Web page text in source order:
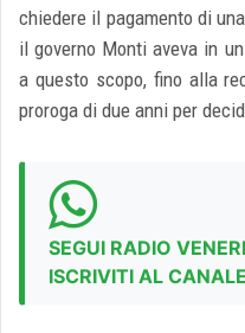
chiedere il pagamento di
il governo Monti aveva in
a questo scopo, fino alla
proroga di due anni per
SEGUI RADIO
ISCRIVITI AL CANALE